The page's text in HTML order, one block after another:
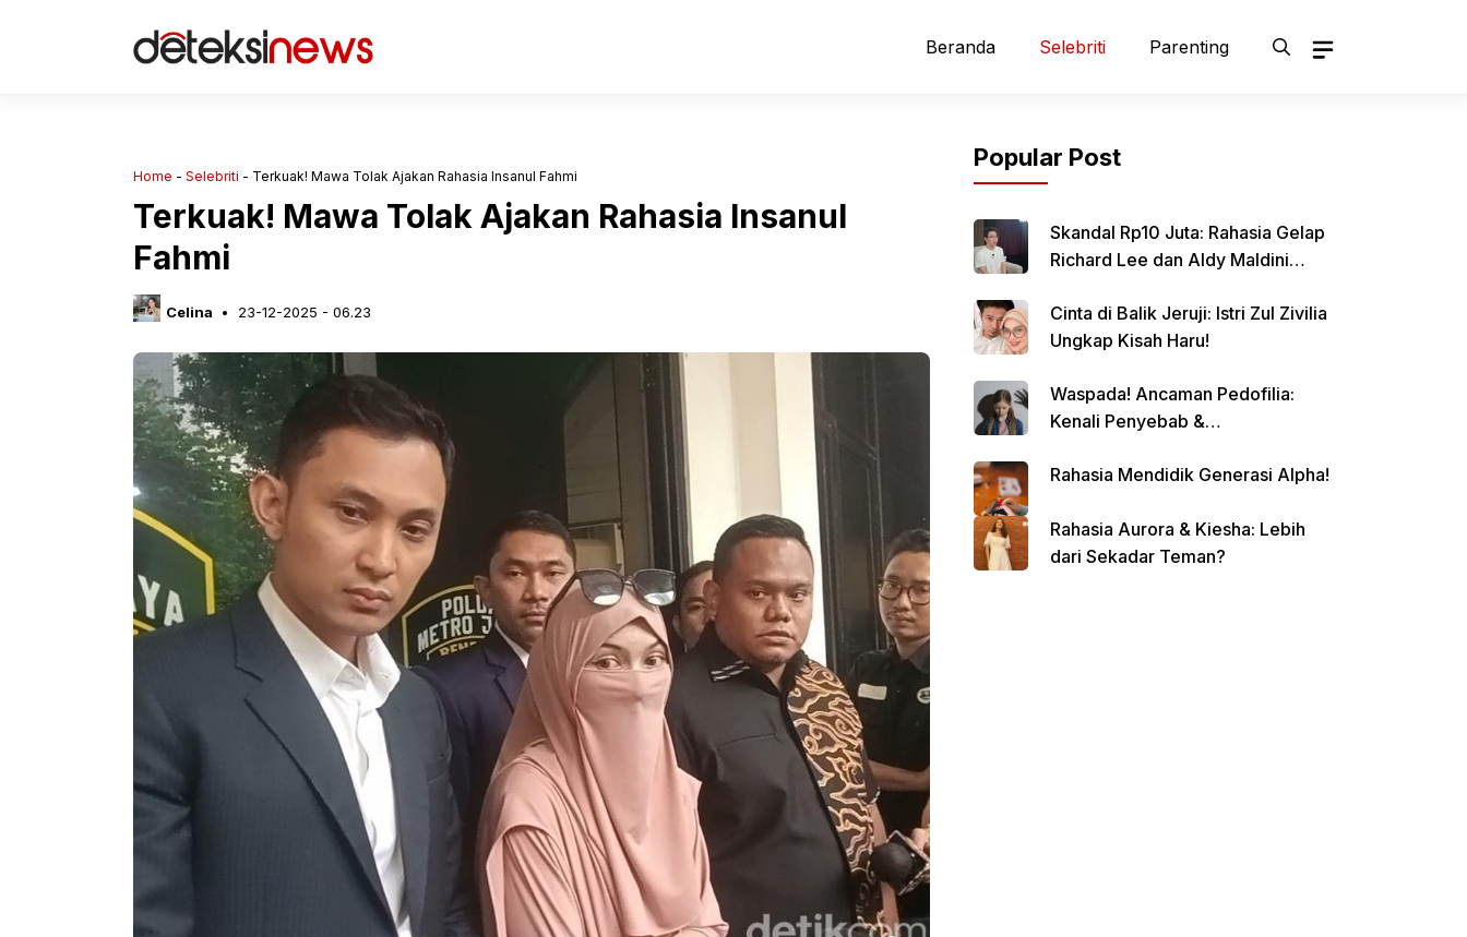
Beranda Selebriti Parenting
Home - Selebriti - Terkuak! Mawa Tolak Ajakan Rahasia Insanul Fahmi
Terkuak! Mawa Tolak Ajakan Rahasia Insanul
Fahmi
Celina 23-12-2025 - 06.23
Popular Post
Skandal Rp10 Juta: Rahasia Gelap
Richard Lee dan Aldy Maldini
Cinta di Balik Jeruji: Istri Zul Zivilia
Ungkap Kisah Haru!
Waspada! Ancaman Pedofilia:
Kenali Penyebab &
Rahasia Mendidik Generasi Alpha!
Rahasia Aurora & Kiesha: Lebih
dari Sekadar Teman?